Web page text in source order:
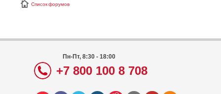
Список форумов
Пн-Пт, 8:30 - 18:00
+7 800 100 8 708